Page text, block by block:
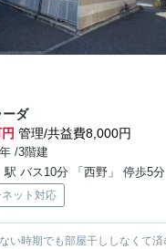
ーダ
管理/共益費8,000円
/3階建
駅 バス10分 「西野」 停歩5分
ット対応
い時期でも部屋干ししなくて